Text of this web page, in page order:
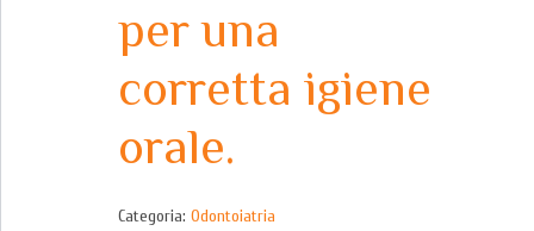
per una
corretta igiene
orale.
Categoria: Odontoiatria